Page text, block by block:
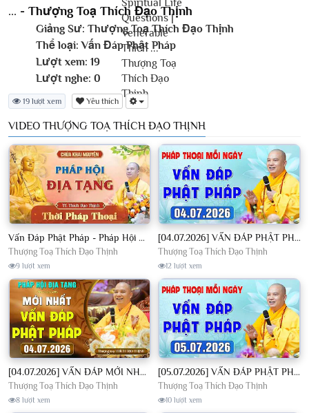
... - Thượng Toạ Thích Đạo Thịnh
Giảng Sư: Thượng Toạ Thích Đạo Thịnh
Thể loại: Vấn Đáp Phật Pháp
Lượt xem: 19
Lượt nghe: 0
19 lượt xem Yêu thích
VIDEO THƯỢNG TOẠ THÍCH ĐẠO THỊNH
Vấn Đáp Phật Pháp - Pháp Hội Địa Tạng Ngày 01/08/2026│TT. Thích Đạo Thịnh
Thượng Toạ Thích Đạo Thịnh
9 lượt xem
[04.07.2026] VẤN ĐÁP PHẬT PHÁP - Nghe Thầy giảng Pháp mỗi ngày CÔNG ĐỨC VÔ LƯỢNG│TT. Thích Đạo Thịnh
Thượng Toạ Thích Đạo Thịnh
12 lượt xem
[04.07.2026] VẤN ĐÁP MỚI NHẤT - Pháp Hội Địa Tạng Chùa Khai Nguyên | TT. Thích Đạo Thịnh
Thượng Toạ Thích Đạo Thịnh
8 lượt xem
[05.07.2026] VẤN ĐÁP PHẬT PHÁP - Nghe Thầy giảng Pháp mỗi ngày CÔNG ĐỨC VÔ LƯỢNG│TT. Thích Đạo Thịnh
Thượng Toạ Thích Đạo Thịnh
10 lượt xem